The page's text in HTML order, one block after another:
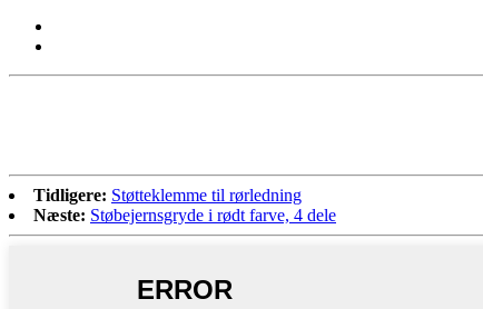
Tidligere: Støtteklemme til rørledning
Næste: Støbejernsgryde i rødt farve, 4 dele